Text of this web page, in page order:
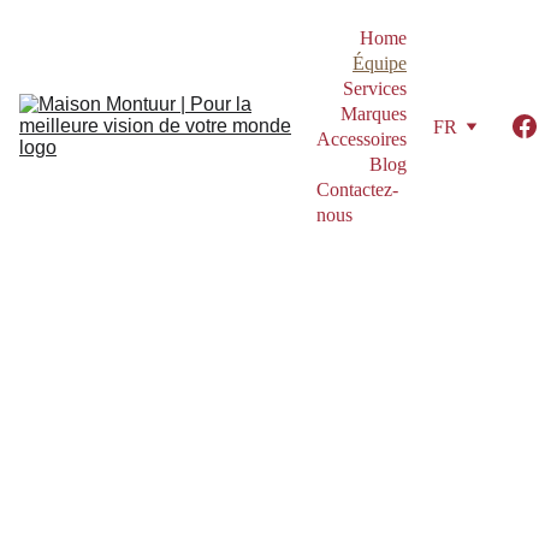
Home
Équipe
Services
Marques
Accessoires
Blog
Contactez-
nous
FR